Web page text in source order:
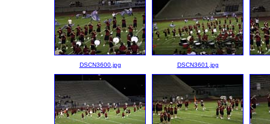
DSCN3600.jpg DSCN3601.jpg